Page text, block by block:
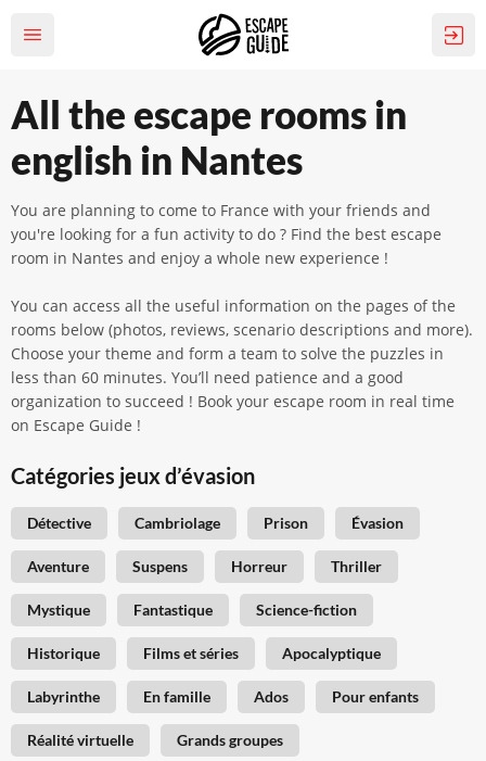
All the escape rooms in
english in Nantes
You are planning to come to France with your friends and
you're looking for a fun activity to do ? Find the best escape
room in Nantes and enjoy a whole new experience !
You can access all the useful information on the pages of the
rooms below (photos, reviews, scenario descriptions and more).
Choose your theme and form a team to solve the puzzles in
less than 60 minutes. You’ll need patience and a good
organization to succeed ! Book your escape room in real time
on Escape Guide !
Catégories jeux d’évasion
Détective Cambriolage Prison Évasion
Aventure Suspens Horreur Thriller
Mystique Fantastique Science-fiction
Historique Films et séries Apocalyptique
Labyrinthe En famille Ados Pour enfants
Réalité virtuelle Grands groupes